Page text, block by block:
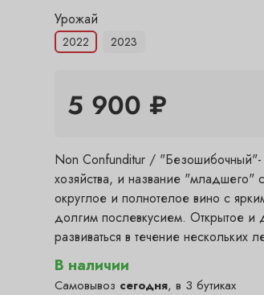
Урожай
2022 2023
5 900 ₽
В наличии
Самовывоз сегодня, в 3 бутиках
Non Confunditur / "Безошибочный"-
хозяйства, и название "младшего"
округлое и полнотелое вино с
долгим послевкусием. Открытое
развиваться в течение нескольких